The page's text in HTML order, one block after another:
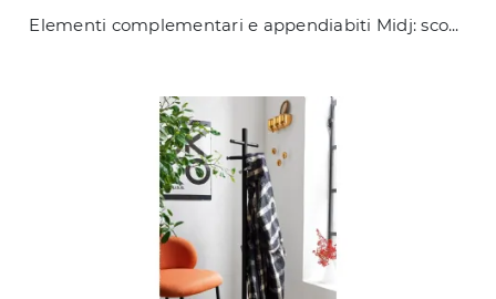
Elementi complementari e appendiabiti Midj: scopri come completare i tuoi spazi design con il modello Pippi Appendiabiti.